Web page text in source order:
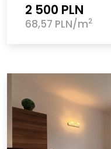
2 500 PLN
68,57 PLN/m2